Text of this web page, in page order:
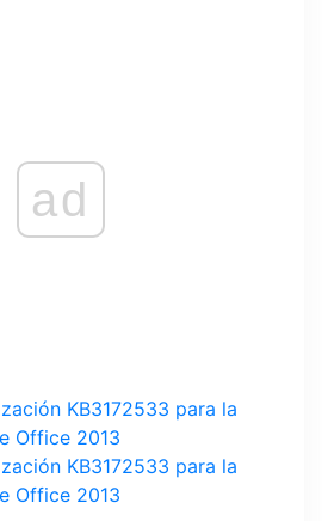
ad
KB3172533 para la
Office 2013
KB3172533 para la
Office 2013